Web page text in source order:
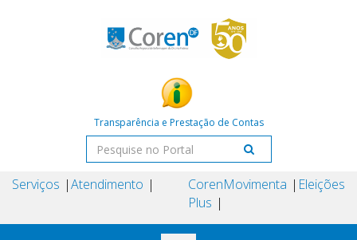
Transparência e Prestação de Contas
Serviços Atendimento
Coren
Plus
Movimenta Eleições